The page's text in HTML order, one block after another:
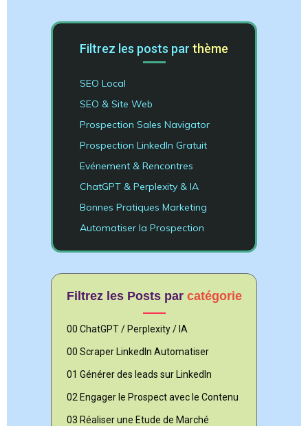
Filtrez les posts par thème
SEO Local
SEO & Site Web
Prospection Sales Navigator
Prospection LinkedIn Gratuit
Evénement & Rencontres
ChatGPT & Perplexity & IA
Bonnes Pratiques Marketing
Automatiser la Prospection
Filtrez les Posts par catégorie
00 ChatGPT / Perplexity / IA
00 Scraper LinkedIn Automatiser
01 Générer des leads sur LinkedIn
02 Engager le Prospect avec le Contenu
03 Réaliser une Etude de Marché